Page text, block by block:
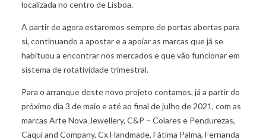
localizada no centro de Lisboa.
A partir de agora estaremos sempre de portas abertas para
si, continuando a apostar e a apoiar as marcas que já se
habituou a encontrar nos mercados e que vão funcionar em
sistema de rotatividade trimestral.
Para o arranque deste novo projeto contamos, já a partir do
próximo dia 3 de maio e até ao final de julho de 2021, com as
marcas Arte Nova Jewellery, C&P – Colares e Pendurezas,
Caqui and Company, Cx Handmade, Fátima Palma, Fernanda